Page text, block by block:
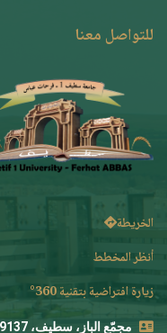
للتواصل معنا
الخريطة
أنظر المخطط
زيارة افتراضية بتقنية 360°
مجمّع الباز، سطيف، 19137، الجزائر